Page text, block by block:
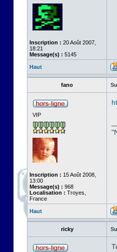
Inscription : 20 Août 2007,
18:21
Message(s) : 5145
Haut
fano
VIP
Inscription : 15 Août 2008,
13:00
Message(s) : 968
Localisation : Troyes,
France
Haut
ricky